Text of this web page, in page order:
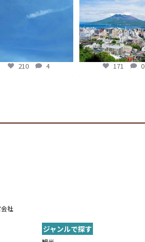
4
210 4
171 0
171 0
社
ジャンルで探す